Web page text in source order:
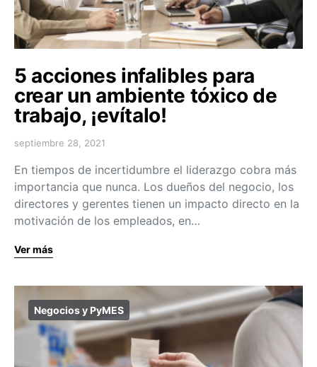
5 acciones infalibles para
crear un ambiente tóxico de
trabajo, ¡evítalo!
septiembre 28, 2021
En tiempos de incertidumbre el liderazgo cobra más
importancia que nunca. Los dueños del negocio, los
directores y gerentes tienen un impacto directo en la
motivación de los empleados, en…
Ver más
Negocios y PyMES